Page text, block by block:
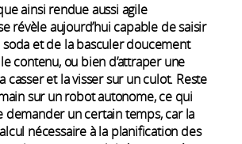
ainsi rendue aussi agile
révèle aujourd’hui capable de saisir
et de la basculer doucement
contenu, ou bien d’attraper une
casser et la visser sur un culot. Reste
sur un robot autonome, ce qui
demander un certain temps, car la
nécessaire à la planification des